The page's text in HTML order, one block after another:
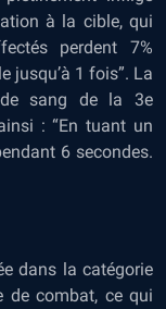
à la cible, qui
perdent 7%
jusqu’à 1 fois”. La
sang de la 3e
: “En tuant un
6 secondes.
dans la catégorie
de combat, ce qui